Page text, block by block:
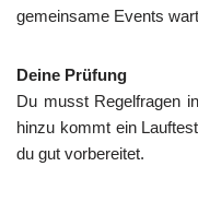
gemeinsame Events
Deine Prüfung
Du musst Regelfragen
hinzu kommt ein
du gut vorbereitet.